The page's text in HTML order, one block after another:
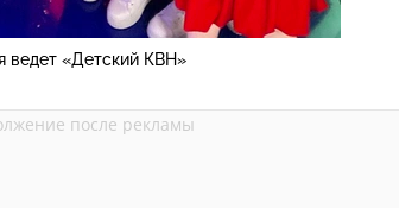
ведет «Детский КВН»